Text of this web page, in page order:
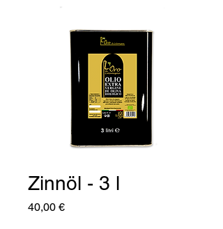
Zinnöl - 3 l
40,00 €Preis